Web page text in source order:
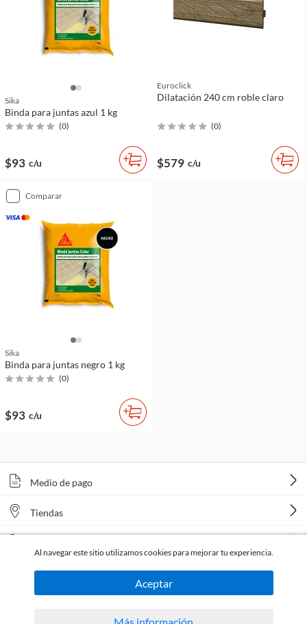
Sika
Binda para juntas azul 1 kg
(0)
$93 c/u
Euroclick
Dilatación 240 cm roble claro
(0)
$579 c/u
comparar
Sika
Binda para juntas negro 1 kg
(0)
$93 c/u
Medio de pago
Tiendas
Al navegar este sitio utilizamos cookies para mejorar tu experiencia.
Aceptar